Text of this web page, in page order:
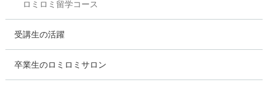
ロミロミ留学コース
受講生の活躍
卒業生のロミロミサロン